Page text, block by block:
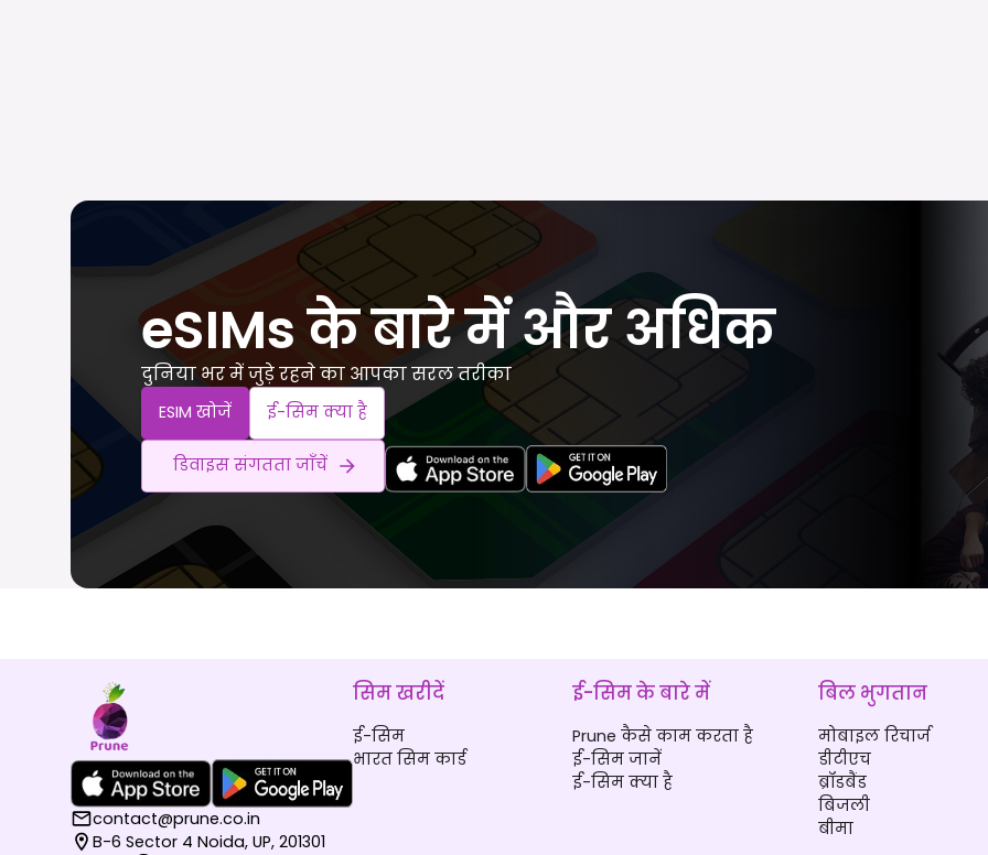
eSIMs के बारे में और अधिक
दुनिया भर में जुड़े रहने का आपका सरल तरीका
ESIM खोजें ई-सिम क्या है
डिवाइस संगतता जाँचें
contact@prune.co.in
B-6 Sector 4 Noida, UP, 201301
सिम खरीदें
ई-सिम
भारत सिम कार्ड
ई-सिम के बारे में
Prune कैसे काम करता है
ई-सिम जानें
ई-सिम क्या है
बिल भुगतान
मोबाइल रिचार्ज
डीटीएच
ब्रॉडबैंड
बिजली
बीमा